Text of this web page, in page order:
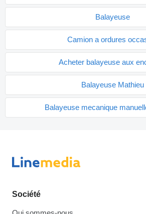
Balayeuse
Camion a ordures
Acheter balayeuse aux
Balayeuse Mathieu
Balayeuse mecanique
Société